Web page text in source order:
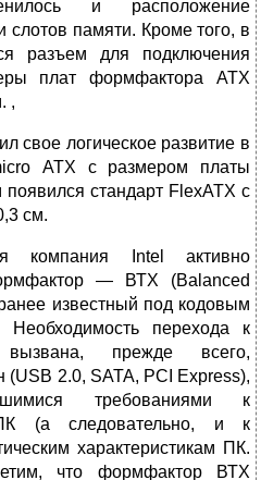
и расположение
слотов па­мяти. Кроме того, в
разъем для подключения
плат формфактора АТХ
,
свое логическое развитие в
АТХ с размером платы
стандарт FlexATX с
см.
компания Intel активно
— ВТХ (Balanced
известный под кодовым
перехода к
прежде всего,
2.0, SATA, PCI Express),
требованиями к
ПК (а следовательно, и к
характеристикам ПК.
что формфак­тор ВТХ